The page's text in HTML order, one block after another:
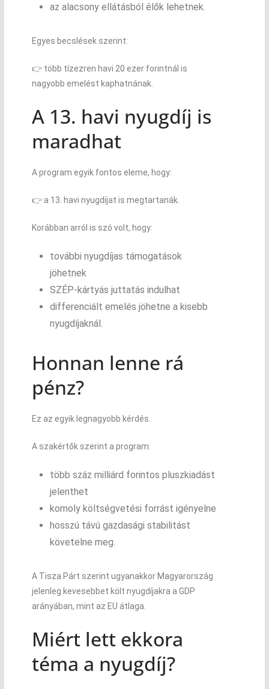
az alacsony ellátásból élők lehetnek.
Egyes becslések szerint:
👉 több tízezren havi 20 ezer forintnál is
nagyobb emelést kaphatnának.
A 13. havi nyugdíj is
maradhat
A program egyik fontos eleme, hogy:
👉 a 13. havi nyugdíjat is megtartanák.
Korábban arról is szó volt, hogy:
további nyugdíjas támogatások
jöhetnek
SZÉP-kártyás juttatás indulhat
differenciált emelés jöhetne a kisebb
nyugdíjaknál.
Honnan lenne rá
pénz?
Ez az egyik legnagyobb kérdés.
A szakértők szerint a program:
több száz milliárd forintos pluszkiadást
jelenthet
komoly költségvetési forrást igényelne
hosszú távú gazdasági stabilitást
követelne meg.
A Tisza Párt szerint ugyanakkor Magyarország
jelenleg kevesebbet költ nyugdíjakra a GDP
arányában, mint az EU átlaga.
Miért lett ekkora
téma a nyugdíj?